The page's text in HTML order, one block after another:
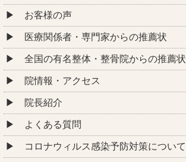
お客様の声
医療関係者・専門家からの推薦状
全国の有名整体・整骨院からの推薦状
院情報・アクセス
院長紹介
よくある質問
コロナウィルス感染予防対策について